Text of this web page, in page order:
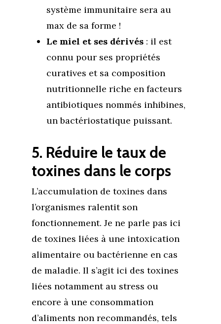
système immunitaire sera au
max de sa forme !
Le miel et ses dérivés : il est
connu pour ses propriétés
curatives et sa composition
nutritionnelle riche en facteurs
antibiotiques nommés inhibines,
un bactériostatique puissant.
5. Réduire le taux de
toxines dans le corps
L’accumulation de toxines dans
l’organismes ralentit son
fonctionnement. Je ne parle pas ici
de toxines liées à une intoxication
alimentaire ou bactérienne en cas
de maladie. Il s’agit ici des toxines
liées notamment au stress ou
encore à une consommation
d’aliments non recommandés, tels